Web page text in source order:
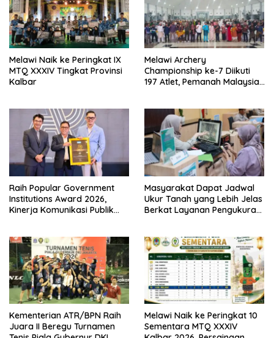
Melawi Naik ke Peringkat IX
MTQ XXXIV Tingkat Provinsi
Kalbar
Melawi Archery
Championship ke-7 Diikuti
197 Atlet, Pemanah Malaysia
Raih Popular Government
Institutions Award 2026,
Kinerja Komunikasi Publik
Masyarakat Dapat Jadwal
Ukur Tanah yang Lebih Jelas
Berkat Layanan Pengukuran
Kementerian ATR/BPN Raih
Juara II Beregu Turnamen
Melawi Naik ke Peringkat 10
Sementara MTQ XXXIV